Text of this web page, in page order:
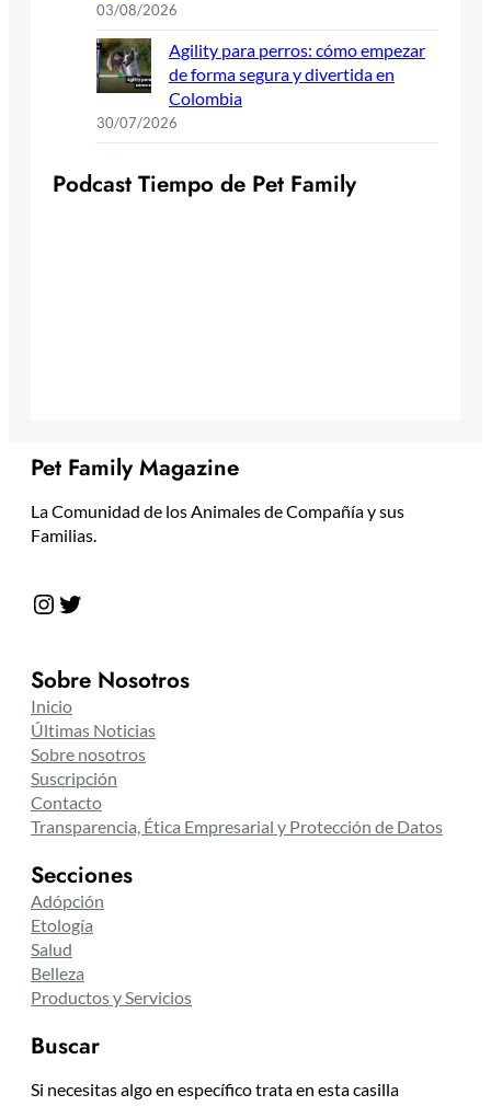
03/08/2026
Agility para perros: cómo empezar
de forma segura y divertida en
Colombia
30/07/2026
Podcast Tiempo de Pet Family
Pet Family Magazine
La Comunidad de los Animales de Compañía y sus
Familias.
Instagram Twitter
Sobre Nosotros
Inicio
Últimas Noticias
Sobre nosotros
Suscripción
Contacto
Transparencia, Ética Empresarial y Protección de Datos
Secciones
Adópción
Etología
Salud
Belleza
Productos y Servicios
Buscar
Si necesitas algo en específico trata en esta casilla